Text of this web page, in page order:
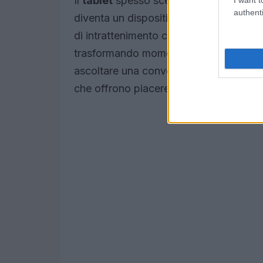
diventa un dispositivo moltiplicatore
di intrattenimento continuo. Serie,
trasformando momenti
ascoltare una conversazione o
che offrono piacere immediato ma